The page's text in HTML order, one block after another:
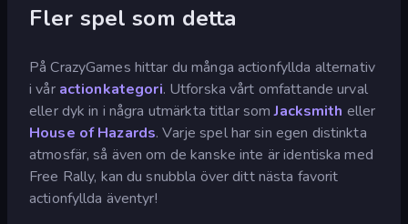
Fler spel som detta
På CrazyGames hittar du många actionfyllda alternativ
i vår actionkategori. Utforska vårt omfattande urval
eller dyk in i några utmärkta titlar somJacksmith eller
House of Hazards. Varje spel har sin egen distinkta
atmosfär, så även om de kanske inte är identiska med
Free Rally, kan du snubbla över ditt nästa favorit
actionfyllda äventyr!